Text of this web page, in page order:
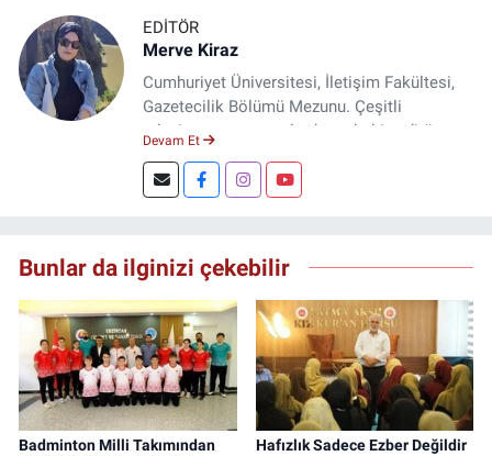
EDITÖR
Merve Kiraz
Cumhuriyet Üniversitesi, İletişim Fakültesi,
Gazetecilik Bölümü Mezunu. Çeşitli
televizyon ve gazetelerde muhabir, editör,
Şuan, www.dogugazetesi.com adlı haber
sitesinin Yazı İşleri Müdürlüğünü yürütmekte.
Devam Et
Bunlar da ilginizi çekebilir
Badminton Milli Takımından
Hafızlık Sadece Ezber Değildir